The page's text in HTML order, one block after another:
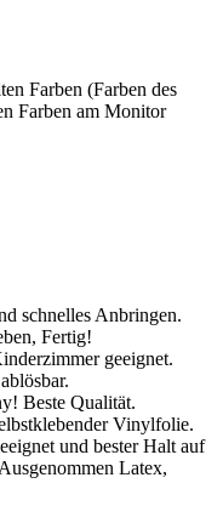
Farben (Farben des
Farben am Monitor
schnelles Anbringen.
Fertig!
geeignet.
Beste Qualität.
Vinylfolie.
und bester Halt auf
Latex,